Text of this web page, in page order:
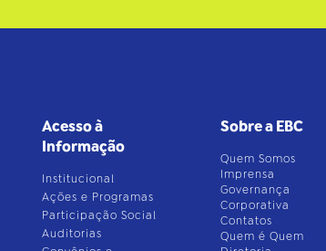
Acesso à
Informação
Institucional
Ações e Programas
Participação Social
Auditorias
Sobre a EBC
Quem Somos
Imprensa
Governança
Corporativa
Contatos
Quem é Quem